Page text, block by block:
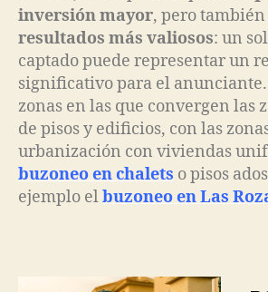
inversión mayor, pero
resultados más valiosos: un
captado puede representar un
significativo para el
zonas en las que convergen las
de pisos y edificios, con las
urbanización con viviendas
buzoneo en chalets o pisos
ejemplo elbuzoneo en Las